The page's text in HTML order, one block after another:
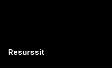
Resurssit